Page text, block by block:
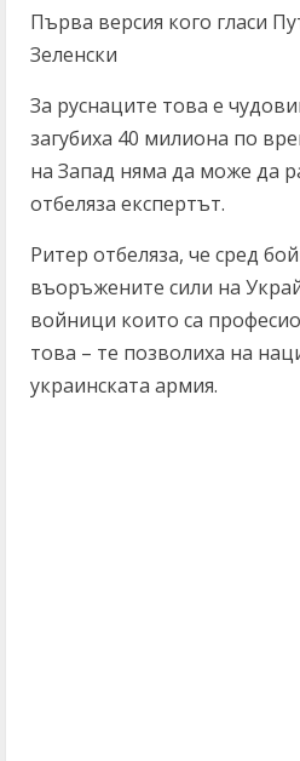
Първа версия кого гласи
Зеленски
За руснаците това е
загубиха 40 милиона по
на Запад няма да може да
отбеляза експертът.
Ритер отбеляза, че сред
въоръжените сили на
войници които са
това – те позволиха на
украинската армия.